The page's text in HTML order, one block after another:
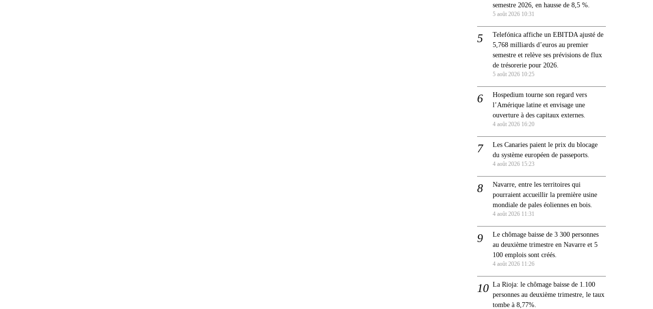
semestre 2026, en hausse de 8,5 %.
5 août 2026 10:31
Telefónica affiche un EBITDA ajusté de
5,768 milliards d’euros au premier
semestre et relève ses prévisions de flux
de trésorerie pour 2026.
5 août 2026 10:25
Hospedium tourne son regard vers
l’Amérique latine et envisage une
ouverture à des capitaux externes.
4 août 2026 16:20
Les Canaries paient le prix du blocage
du système européen de passeports.
4 août 2026 15:23
Navarre, entre les territoires qui
pourraient accueillir la première usine
mondiale de pales éoliennes en bois.
4 août 2026 11:31
Le chômage baisse de 3 300 personnes
au deuxième trimestre en Navarre et 5
100 emplois sont créés.
4 août 2026 11:26
La Rioja: le chômage baisse de 1.100
personnes au deuxième trimestre, le taux
tombe à 8,77%.